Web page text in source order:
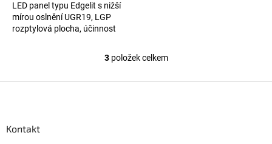
LED panel typu Edgelit s nižší
mírou oslnění UGR19, LGP
rozptylová plocha, účinnost
Ovládací prvky výpisu
3položek celkem
Kontakt